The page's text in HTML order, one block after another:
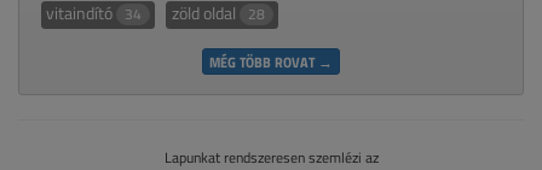
vitaindító 34 zöld oldal 28
MÉG TÖBB ROVAT →
Lapunkat rendszeresen szemlézi az